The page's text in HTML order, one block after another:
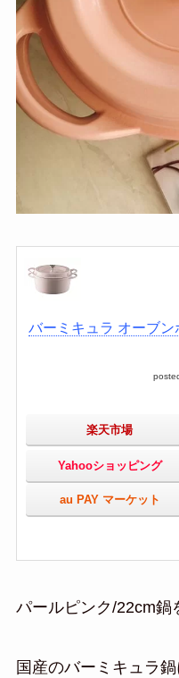
バーミキュラ オーブ
楽天市場
Yahooショッピング
au PAY マーケット
パールピンク/22cm鍋
国産のバーミキュラ